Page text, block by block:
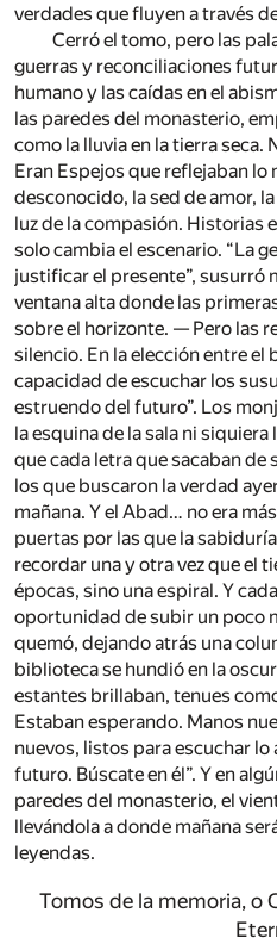
verdades que fluyen a través
Cerró el tomo, pero las
guerras y reconciliaciones
humano y las caídas en el
las paredes del monasterio,
como la lluvia en la tierra seca.
Eran Espejos que reflejaban lo
desconocido, la sed de amor,
luz de la compasión. Historias
solo cambia el escenario. “La
justificar el presente”, susurró
ventana alta donde las
sobre el horizonte. — Pero las
silencio. En la elección entre el
capacidad de escuchar los
estruendo del futuro”. Los
la esquina de la sala ni
que cada letra que sacaban de
los que buscaron la verdad
mañana. Y el Abad… no era
puertas por las que la
recordar una y otra vez que el
épocas, sino una espiral. Y
oportunidad de subir un poco
quemó, dejando atrás una
biblioteca se hundió en la
estantes brillaban, tenues
Estaban esperando. Manos
nuevos, listos para escuchar
futuro. Búscate en él”. Y en
paredes del monasterio, el
llevándola a donde mañana
leyendas.
Tomos de la memoria, o